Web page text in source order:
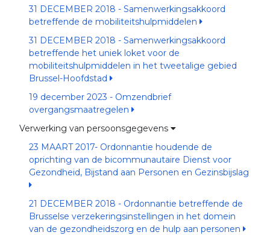
31 DECEMBER 2018 - Samenwerkingsakkoord
betreffende de mobiliteitshulpmiddelen
31 DECEMBER 2018 - Samenwerkingsakkoord
betreffende het uniek loket voor de
mobiliteitshulpmiddelen in het tweetalige gebied
Brussel-Hoofdstad
19 december 2023 - Omzendbrief
overgangsmaatregelen
Verwerking van persoonsgegevens
23 MAART 2017- Ordonnantie houdende de
oprichting van de bicommunautaire Dienst voor
Gezondheid, Bijstand aan Personen en Gezinsbijslag
21 DECEMBER 2018 - Ordonnantie betreffende de
Brusselse verzekeringsinstellingen in het domein
van de gezondheidszorg en de hulp aan personen